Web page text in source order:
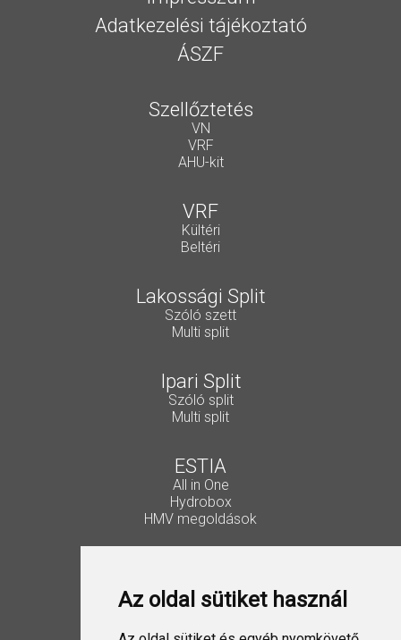
Az oldal sütiket használ
Adatkezelési tájékoztató
ÁSZF
Szellőztetés
VN
VRF
AHU-kit
VRF
Kültéri
Beltéri
Lakossági Split
Szóló szett
Multi split
Ipari Split
Szóló split
Multi split
ESTIA
All in One
Hydrobox
HMV megoldások
Lakossági Split
Ipari Split